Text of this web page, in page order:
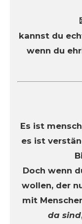
kannst du
wenn du
Es ist
es ist
Doch wenn
wollen, der
mit
da sind